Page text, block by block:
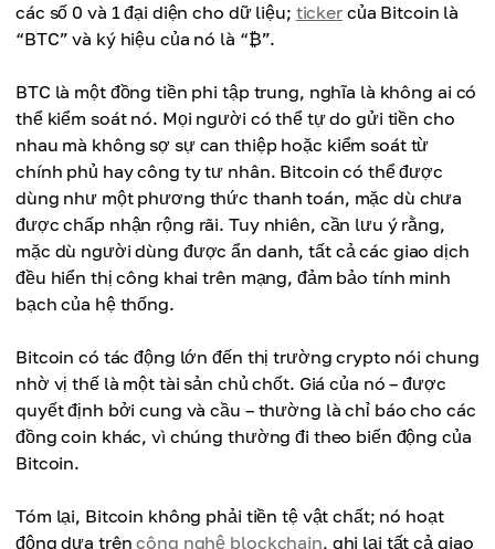
các số 0 và 1 đại diện cho dữ liệu; tickercủa Bitcoin là
“BTC” và ký hiệu của nó là “₿”.
BTC là một đồng tiền phi tập trung, nghĩa là không ai có
thể kiểm soát nó. Mọi người có thể tự do gửi tiền cho
nhau mà không sợ sự can thiệp hoặc kiểm soát từ
chính phủ hay công ty tư nhân. Bitcoin có thể được
dùng như một phương thức thanh toán, mặc dù chưa
được chấp nhận rộng rãi. Tuy nhiên, cần lưu ý rằng,
mặc dù người dùng được ẩn danh, tất cả các giao dịch
đều hiển thị công khai trên mạng, đảm bảo tính minh
bạch của hệ thống.
Bitcoin có tác động lớn đến thị trường crypto nói chung
nhờ vị thế là một tài sản chủ chốt. Giá của nó – được
quyết định bởi cung và cầu – thường là chỉ báo cho các
đồng coin khác, vì chúng thường đi theo biến động của
Bitcoin.
Tóm lại, Bitcoin không phải tiền tệ vật chất; nó hoạt
động dựa trêncông nghệ blockchain, ghi lại tất cả giao